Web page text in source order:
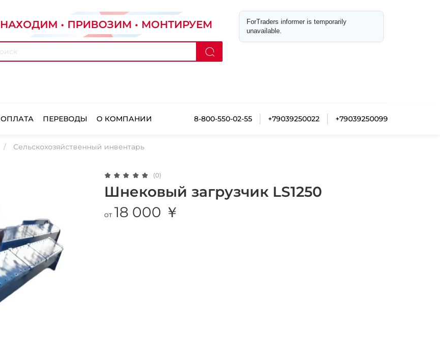
НАХОДИМ • ПРИВОЗИМ • МОНТИРУЕМ
ОПЛАТА ПЕРЕВОДЫ О КОМПАНИИ 8-800-550-02-55 +79039250022 +79039250099
Сельскохозяйственный инвентарь
(0)
Шнековый загрузчик LS1250
от 18 000 ￥